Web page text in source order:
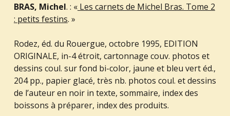
BRAS, Michel. : «Les carnets de Michel Bras. Tome 2
: petits festins. »
Rodez, éd. du Rouergue, octobre 1995, EDITION
ORIGINALE, in-4 étroit, cartonnage couv. photos et
dessins coul. sur fond bi-color, jaune et bleu vert éd.,
204 pp., papier glacé, très nb. photos coul. et dessins
de l’auteur en noir in texte, sommaire, index des
boissons à préparer, index des produits.